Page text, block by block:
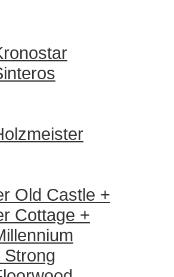
Old Castle +
Cottage +
Strong